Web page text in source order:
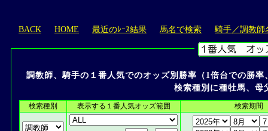
BACK HOME 最近のﾚｰｽ結果 馬名で検索 騎手／調教師
調教師、騎手の１番人気でのオッズ別勝率（1倍台での勝
検索種別に種牡馬、母
検索種別 表示する１番人気オッズ範囲 検索期間